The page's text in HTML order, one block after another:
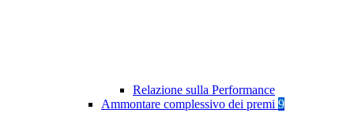
Relazione sulla Performance
Ammontare complessivo dei premi 9